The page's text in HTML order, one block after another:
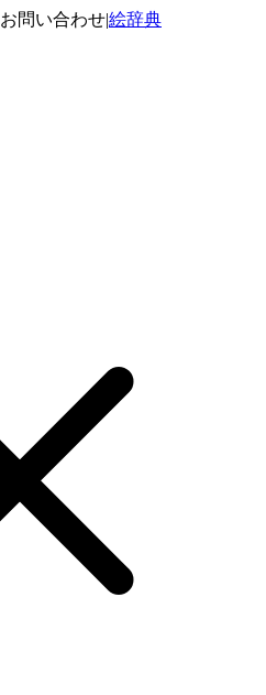
お問い合わせ|絵辞典